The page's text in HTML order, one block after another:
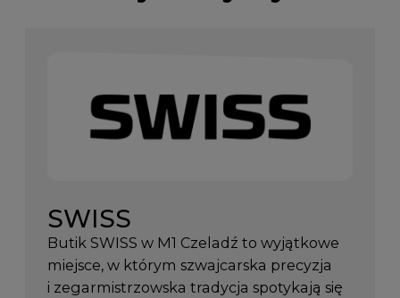
SWISS
Butik SWISS w M1 Czeladź to wyjątkowe
miejsce, w którym szwajcarska precyzja
i zegarmistrzowska tradycja spotykają się